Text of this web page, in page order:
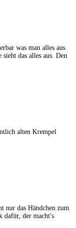
was man alles aus
das alles aus. Den
alten Krempel
nur das Händchen zum
dafür, der macht's